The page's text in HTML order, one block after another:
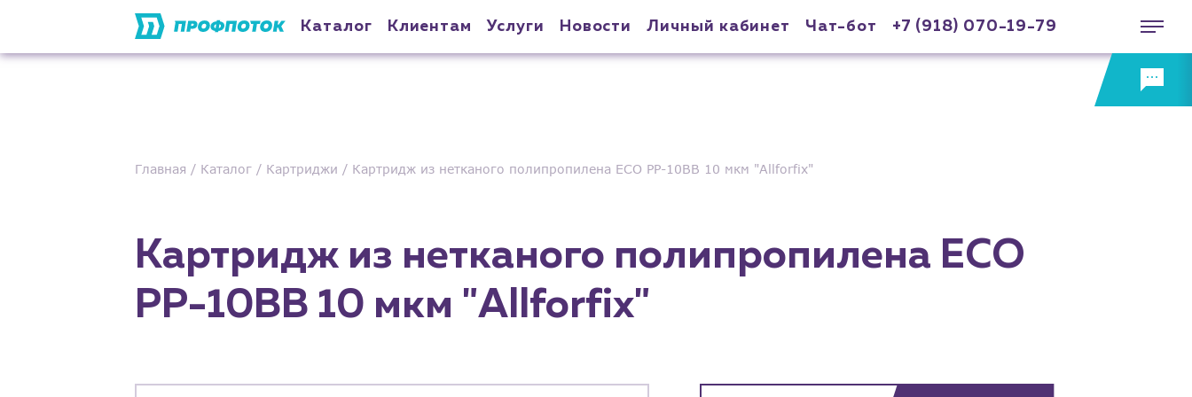
Каталог Клиентам Услуги Новости Личный кабинет Чат-бот +7 (918) 070-19-79
Главная Каталог Картриджи Картридж из нетканого полипропилена ECO PP-10BB 10 мкм "Allforfix"
Картридж из нетканого полипропилена ECO
PP-10BB 10 мкм "Allforfix"